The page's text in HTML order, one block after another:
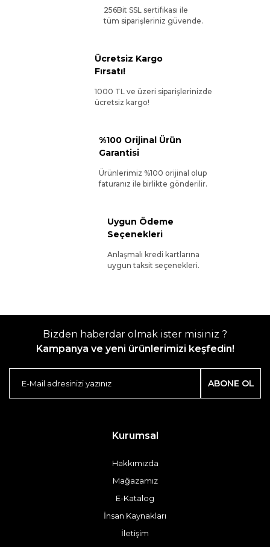
256Bit SSL sertifikası ile
tüm siparişleriniz güvende.
Ücretsiz Kargo
Fırsatı!
1000 TL ve üzeri siparişlerinizde
ücretsiz kargo!
%100 Orijinal Ürün
Garantisi
Ürünlerimiz %100 orijinal olup
faturanız ile birlikte gönderilir.
Uygun Ödeme
Seçenekleri
Anlaşmalı kredi kartlarına
uygun taksit seçenekleri.
Bizden haberdar olmak ister misiniz ?
Kampanya ve yeni ürünlerimizi keşfedin!
ABONE OL
Kurumsal
Hakkımızda
Mağazamız
E-Katalog
İnsan Kaynakları
İletişim